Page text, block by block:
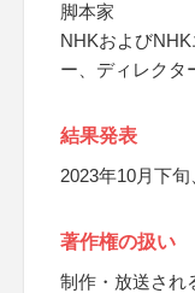
脚本家
NHKおよび
ー、ディレクタ
結果発表
2023年10月下
著作権の扱い
制作・放送され